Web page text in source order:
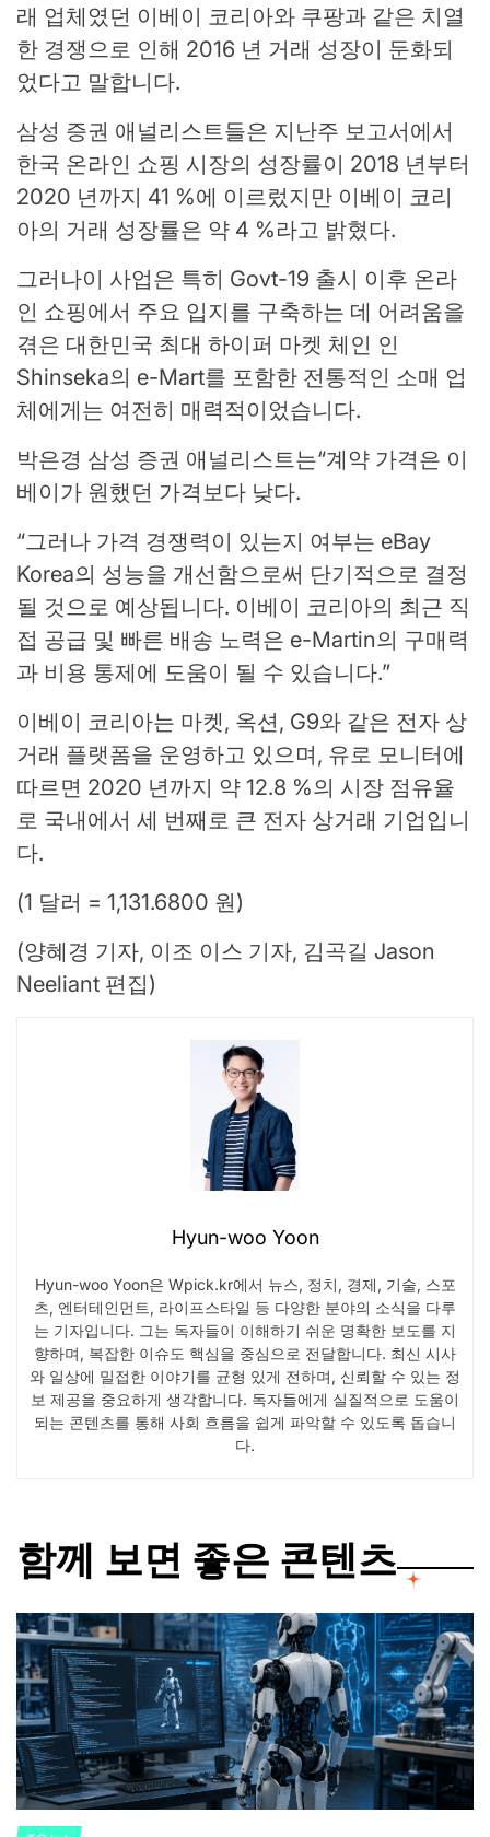
래 업체였던 이베이 코리아와 쿠팡과 같은 치열
한 경쟁으로 인해 2016 년 거래 성장이 둔화되
었다고 말합니다.
삼성 증권 애널리스트들은 지난주 보고서에서
한국 온라인 쇼핑 시장의 성장률이 2018 년부터
2020 년까지 41 %에 이르렀지만 이베이 코리
아의 거래 성장률은 약 4 %라고 밝혔다.
그러나이 사업은 특히 Govt-19 출시 이후 온라
인 쇼핑에서 주요 입지를 구축하는 데 어려움을
겪은 대한민국 최대 하이퍼 마켓 체인 인
Shinseka의 e-Mart를 포함한 전통적인 소매 업
체에게는 여전히 매력적이었습니다.
박은경 삼성 증권 애널리스트는“계약 가격은 이
베이가 원했던 가격보다 낮다.
“그러나 가격 경쟁력이 있는지 여부는 eBay
Korea의 성능을 개선함으로써 단기적으로 결정
될 것으로 예상됩니다. 이베이 코리아의 최근 직
접 공급 및 빠른 배송 노력은 e-Martin의 구매력
과 비용 통제에 도움이 될 수 있습니다.”
이베이 코리아는 마켓, 옥션, G9와 같은 전자 상
거래 플랫폼을 운영하고 있으며, 유로 모니터에
따르면 2020 년까지 약 12.8 %의 시장 점유율
로 국내에서 세 번째로 큰 전자 상거래 기업입니
다.
(1 달러 = 1,131.6800 원)
(양혜경 기자, 이조 이스 기자, 김곡길 Jason
Neeliant 편집)
Hyun-woo Yoon
Hyun-woo Yoon은 Wpick.kr에서 뉴스, 정치, 경제, 기술, 스포
츠, 엔터테인먼트, 라이프스타일 등 다양한 분야의 소식을 다루
는 기자입니다. 그는 독자들이 이해하기 쉬운 명확한 보도를 지
향하며, 복잡한 이슈도 핵심을 중심으로 전달합니다. 최신 시사
와 일상에 밀접한 이야기를 균형 있게 전하며, 신뢰할 수 있는 정
보 제공을 중요하게 생각합니다. 독자들에게 실질적으로 도움이
되는 콘텐츠를 통해 사회 흐름을 쉽게 파악할 수 있도록 돕습니
다.
함께 보면 좋은 콘텐츠